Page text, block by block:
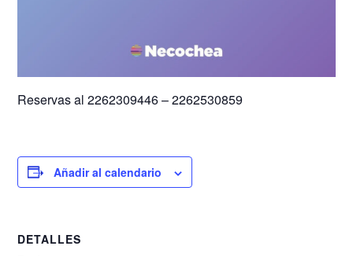
Reservas al 2262309446 – 2262530859
Añadir al calendario
DETALLES